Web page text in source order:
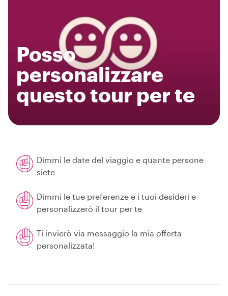
Posso
personalizzare
questo tour per te
Dimmi le date del viaggio e quante persone
siete
Dimmi le tue preferenze e i tuoi desideri e
personalizzerò il tour per te
Ti invierò via messaggio la mia offerta
personalizzata!